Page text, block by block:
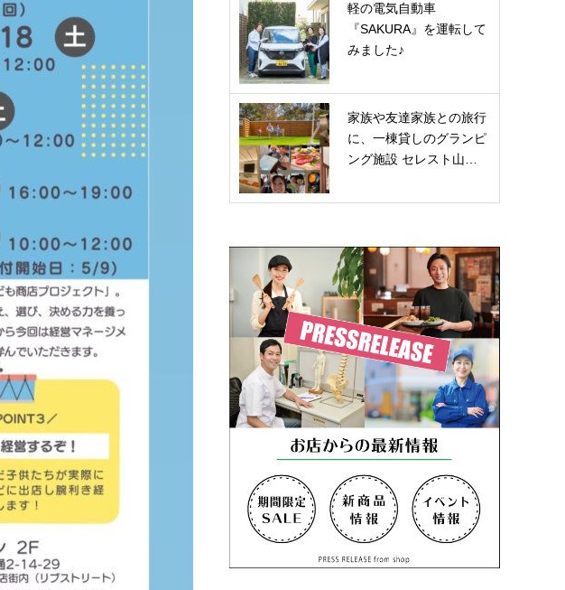
軽の電気自動車
『SAKURA』を運転して
みました♪
家族や友達家族との旅行
に、一棟貸しのグランピ
ング施設 セレスト山…